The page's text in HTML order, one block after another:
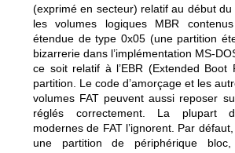
(exprimé en secteur) relatif au début
les volumes logiques MBR
étendue de type 0x05 (une partition
bizarrerie dans l’implémentation MS-
ce soit relatif à l’EBR (Extended Boot
partition. Le code d’amorçage et les
volumes FAT peuvent aussi reposer
réglés correctement. La plupart
modernes de FAT l’ignorent. Par
une partition de périphérique bloc,